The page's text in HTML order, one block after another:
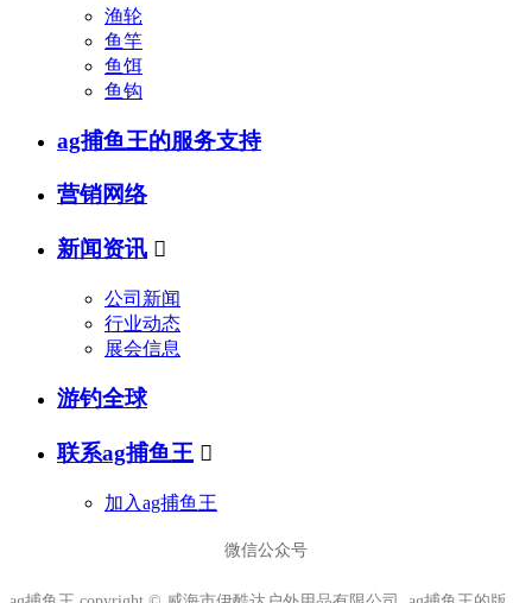
渔轮
鱼竿
鱼饵
鱼钩
ag捕鱼王的服务支持
营销网络
新闻资讯 
公司新闻
行业动态
展会信息
游钓全球
联系ag捕鱼王 
加入ag捕鱼王
微信公众号